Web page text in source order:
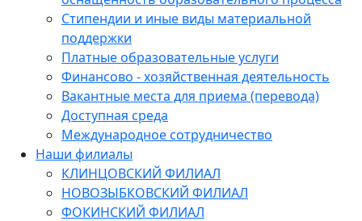
Стипендии и иные виды материальной
поддержки
Платные образовательные услуги
Финансово - хозяйственная деятельность
Вакантные места для приема (перевода)
Доступная среда
Международное сотрудничество
Наши филиалы
КЛИНЦОВСКИЙ ФИЛИАЛ
НОВОЗЫБКОВСКИЙ ФИЛИАЛ
ФОКИНСКИЙ ФИЛИАЛ